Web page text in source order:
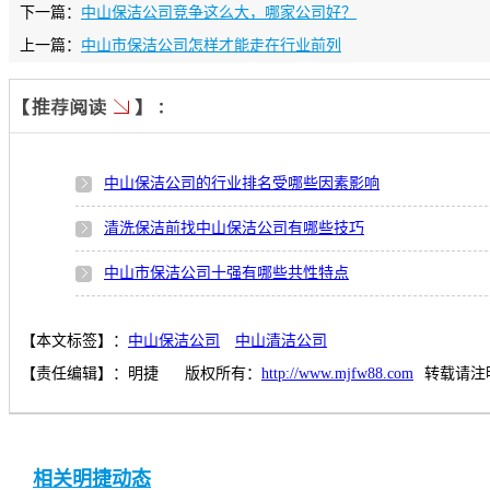
下一篇： 中山保洁公司竞争这么大，哪家公司好？
上一篇： 中山市保洁公司怎样才能走在行业前列
中山保洁公司的行业排名受哪些因素影响
清洗保洁前找中山保洁公司有哪些技巧
中山市保洁公司十强有哪些共性特点
选择专业保洁公司做清洗保洁有哪些好处
【本文标签】： 中山保洁公司
中山清洁公司
【责任编辑】： 明捷 版权所有： http://www.mjfw88.com 转载请注
相关明捷动态